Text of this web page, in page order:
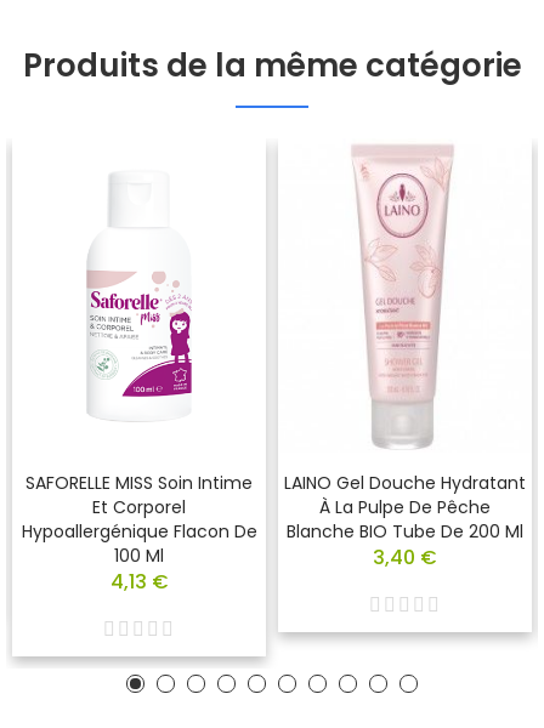
Produits de la même catégorie
SAFORELLE MISS Soin Intime
Et Corporel
Hypoallergénique Flacon De
100 Ml
4,13 €
LAINO Gel Douche Hydratant
À La Pulpe De Pêche
Blanche BIO Tube De 200 Ml
3,40 €